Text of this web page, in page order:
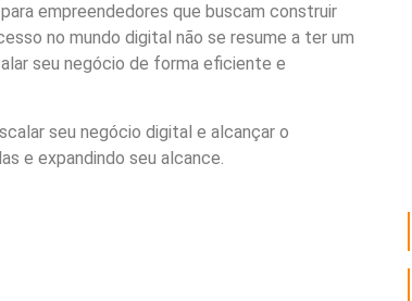
empreendedores que buscam construir
no mundo digital não se resume a ter um
seu negócio de forma eficiente e
seu negócio digital e alcançar o
e expandindo seu alcance.